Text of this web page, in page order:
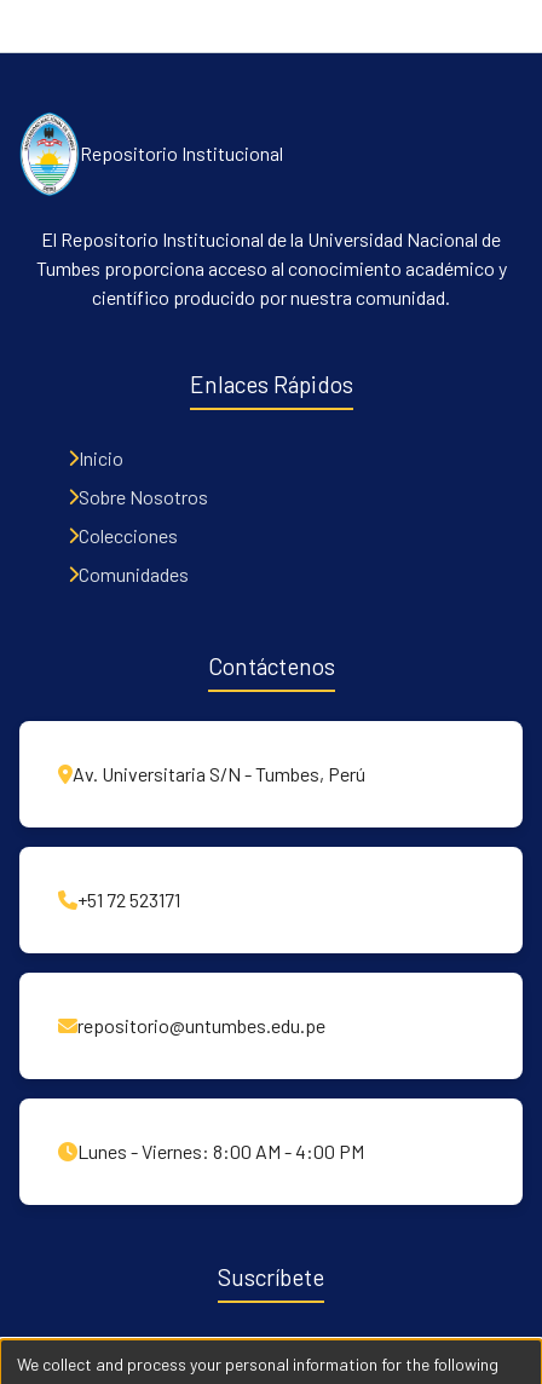
Communities & Collections
All of DSpace
Políticas
Repositorio Institucional
El Repositorio Institucional de la Universidad Nacional de
Tumbes proporciona acceso al conocimiento académico y
científico producido por nuestra comunidad.
Enlaces Rápidos
Inicio
Sobre Nosotros
Colecciones
Comunidades
Contáctenos
Av. Universitaria S/N - Tumbes, Perú
+51 72 523171
repositorio@untumbes.edu.pe
Lunes - Viernes: 8:00 AM - 4:00 PM
Suscríbete
Recibe notificaciones sobre nuevas publicaciones y eventos
relacionados con el repositorio. ingresa Aqui →
We collect and process your personal information for the following